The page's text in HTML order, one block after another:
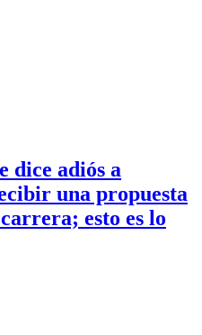
dice adiós a
una propuesta
esto es lo